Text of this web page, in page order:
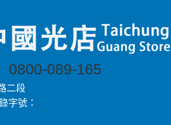
0800-089-165
二段
字號：